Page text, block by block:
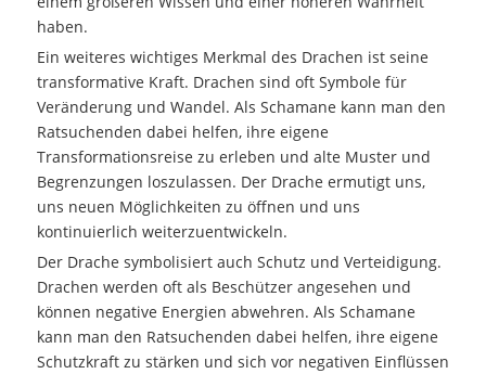
haben.
Ein weiteres wichtiges Merkmal des Drachen ist seine
transformative Kraft. Drachen sind oft Symbole für
Veränderung und Wandel. Als Schamane kann man den
Ratsuchenden dabei helfen, ihre eigene
Transformationsreise zu erleben und alte Muster und
Begrenzungen loszulassen. Der Drache ermutigt uns,
uns neuen Möglichkeiten zu öffnen und uns
kontinuierlich weiterzuentwickeln.
Der Drache symbolisiert auch Schutz und Verteidigung.
Drachen werden oft als Beschützer angesehen und
können negative Energien abwehren. Als Schamane
kann man den Ratsuchenden dabei helfen, ihre eigene
Schutzkraft zu stärken und sich vor negativen Einflüssen